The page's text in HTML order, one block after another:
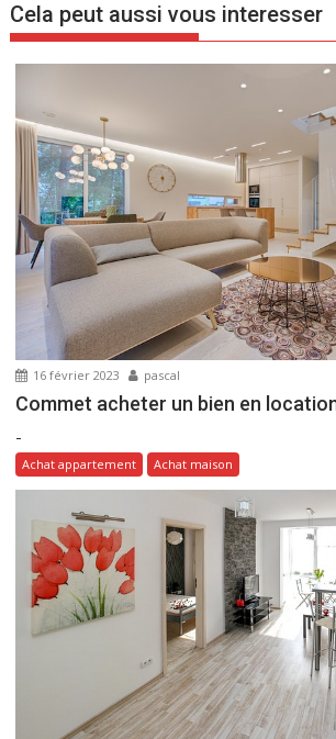
g
a
o
d
e
l
’
a
t
i
l
e
Cela peut aussi vous interesser
16 février 2023 pascal
Commet acheter un bien en
-
Achat appartement Achat maison